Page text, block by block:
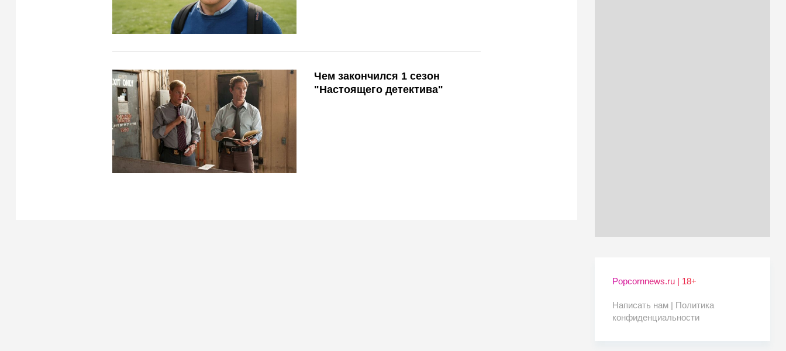
Чем закончился 1 сезон
"Настоящего детектива"
Popcornnews.ru | 18+
Написать нам | Политика
конфиденциальности